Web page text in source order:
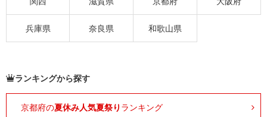
兵庫県 奈良県 和歌山県
ランキングから探す
京都府の夏休み人気夏祭り ランキング